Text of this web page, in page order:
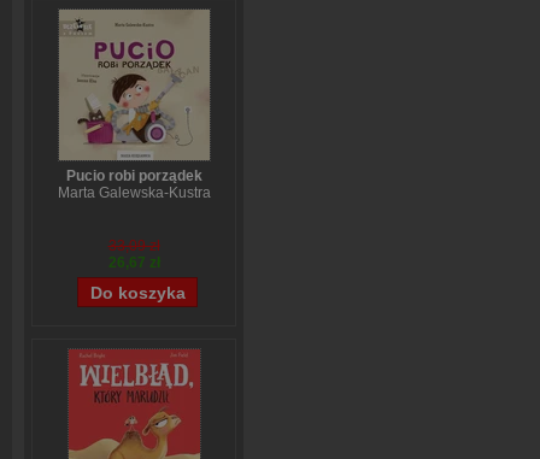
Pucio robi porządek
Marta Galewska-Kustra
33,09 zł
26,67 zł